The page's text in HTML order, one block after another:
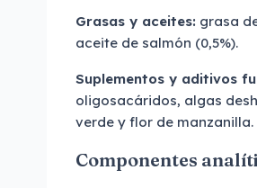
Grasas y aceites: grasa
aceite de salmón (0,5%).
Suplementos y aditivos
oligosacáridos, algas
verde y flor de manzanilla.
Componentes